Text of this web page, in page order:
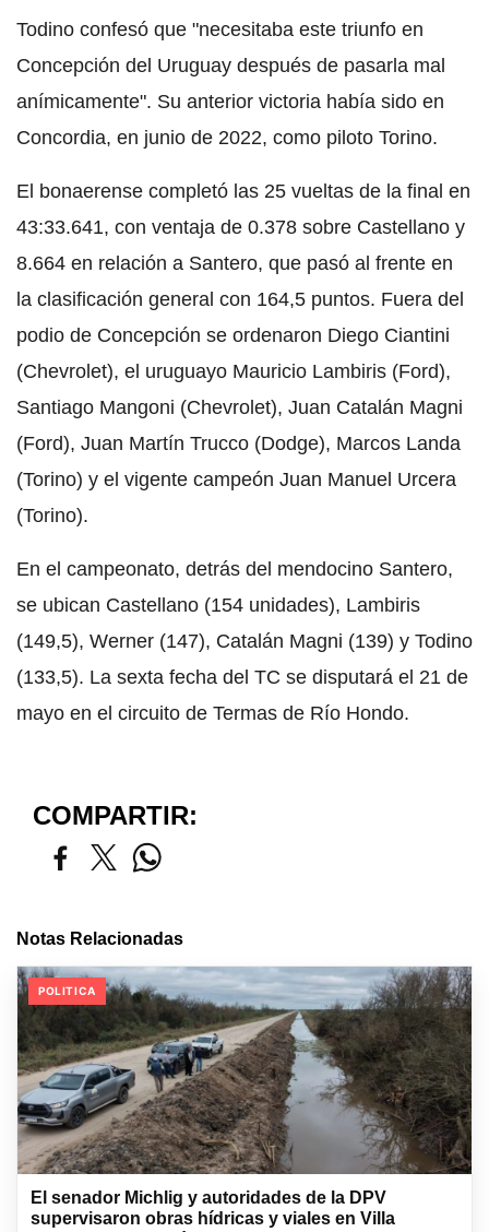
Todino confesó que "necesitaba este triunfo en
Concepción del Uruguay después de pasarla mal
anímicamente". Su anterior victoria había sido en
Concordia, en junio de 2022, como piloto Torino.
El bonaerense completó las 25 vueltas de la final en
43:33.641, con ventaja de 0.378 sobre Castellano y
8.664 en relación a Santero, que pasó al frente en
la clasificación general con 164,5 puntos. Fuera del
podio de Concepción se ordenaron Diego Ciantini
(Chevrolet), el uruguayo Mauricio Lambiris (Ford),
Santiago Mangoni (Chevrolet), Juan Catalán Magni
(Ford), Juan Martín Trucco (Dodge), Marcos Landa
(Torino) y el vigente campeón Juan Manuel Urcera
(Torino).
En el campeonato, detrás del mendocino Santero,
se ubican Castellano (154 unidades), Lambiris
(149,5), Werner (147), Catalán Magni (139) y Todino
(133,5). La sexta fecha del TC se disputará el 21 de
mayo en el circuito de Termas de Río Hondo.
COMPARTIR:
Notas Relacionadas
POLITICA
El senador Michlig y autoridades de la DPV
supervisaron obras hídricas y viales en Villa